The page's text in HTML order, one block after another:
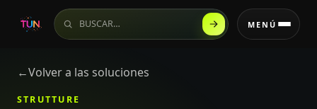
Buscar en el sitio MENÚ
←Volver a las soluciones
STRUTTURE